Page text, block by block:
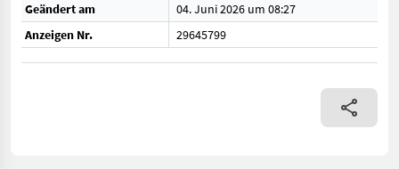
Geändert am
04. Juni 2026 um 08:27
Anzeigen Nr.
29645799